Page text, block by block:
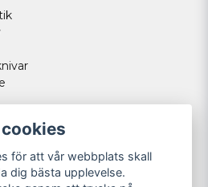
för att vår webbplats skall
dig bästa upplevelse.